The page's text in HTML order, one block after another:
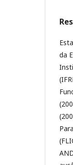
da